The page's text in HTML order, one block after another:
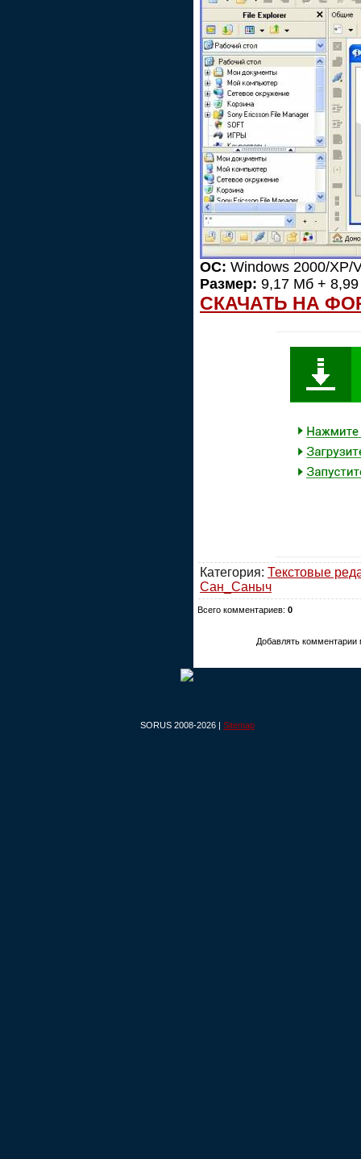
ОС: Windows 2000/XP/
Размер: 9,17 Мб +
СКАЧАТЬ НА
Категория: Текстовые
Сан_Саныч
Всего комментариев: 0
Добавлять комментарии
SORUS 2008-2026 | Sitemap